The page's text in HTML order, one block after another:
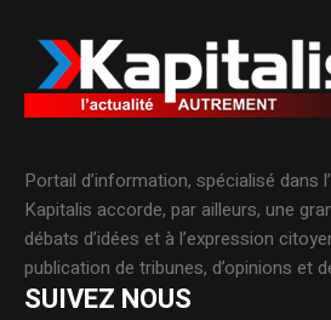
Portail d’information, spécialisé dans
Kapitalis accorde, par ailleurs, une
débats d’idées et à l’expression
publication de tribunes, d’opinions et
SUIVEZ NOUS